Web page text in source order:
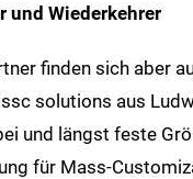
und Wiederkehrer
finden sich aber
solutions aus
und längst feste
für Mass-